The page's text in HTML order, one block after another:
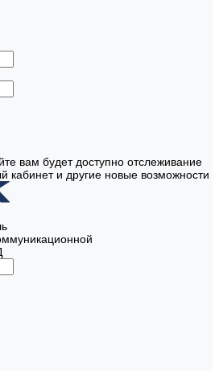
вам будет доступно отслеживание
кабинет и другие новые возможности